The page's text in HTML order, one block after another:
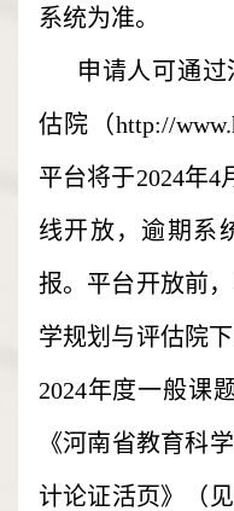
系统为准。
申请人可通
估院（http://
平台将于2024年4
线开放，逾期系
报。平台开放前
学规划与评估院
2024年度一般课
《河南省教育科
计论证活页》（